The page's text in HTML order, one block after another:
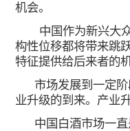
机会。
中国作为新兴大
构性位移都将带来跳
特征提供给后来者的机
市场发展到一定
业升级的到来。产业
中国白酒市场一